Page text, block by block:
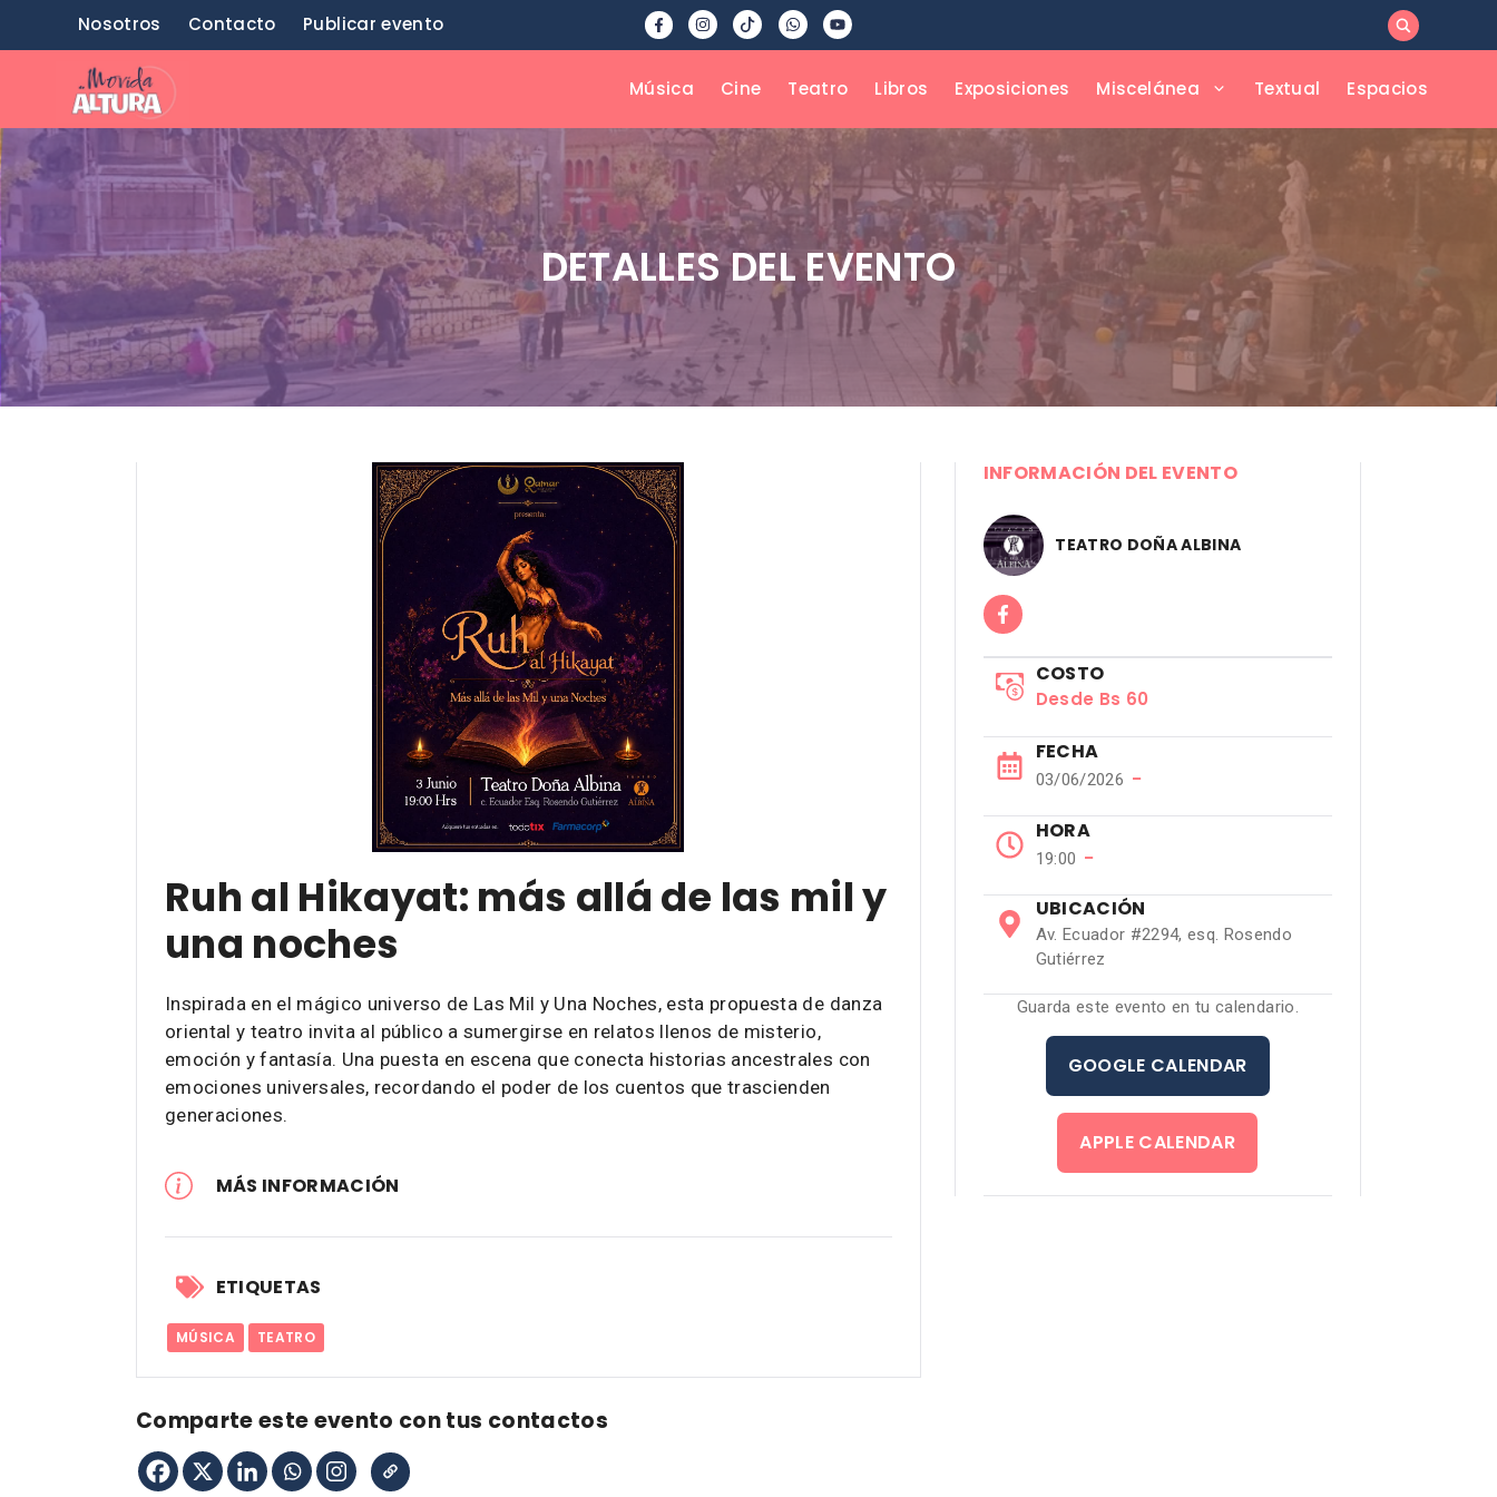
Nosotros Contacto Publicar evento
Música Cine Teatro Libros Exposiciones Miscelánea Textual Espacios
DETALLES DEL EVENTO
Ruh al Hikayat: más allá de las mil y
una noches
Inspirada en el mágico universo de Las Mil y Una Noches, esta propuesta de danza
oriental y teatro invita al público a sumergirse en relatos llenos de misterio,
emoción y fantasía. Una puesta en escena que conecta historias ancestrales con
emociones universales, recordando el poder de los cuentos que trascienden
generaciones.
MÁS INFORMACIÓN
ETIQUETAS
MÚSICA TEATRO
INFORMACIÓN DEL EVENTO
TEATRO DOÑA ALBINA
COSTO
Desde Bs 60
FECHA
03/06/2026 −
HORA
19:00 −
UBICACIÓN
Av. Ecuador #2294, esq. Rosendo
Gutiérrez
Guarda este evento en tu calendario.
GOOGLE CALENDAR
APPLE CALENDAR
Comparte este evento con tus contactos